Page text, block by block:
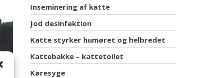
Inseminering af katte
Jod desinfektion
Katte styrker humøret og helbredet
Kattebakke – kattetoilet
Køresyge